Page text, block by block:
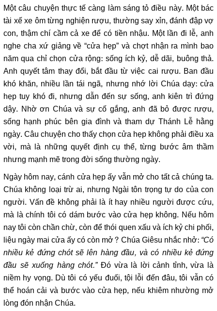
Một câu chuyện thực tế càng làm sáng tỏ điều này. Một bác
tài xế xe ôm từng nghiện rượu, thường say xỉn, đánh đập vợ
con, thậm chí cầm cả xe để có tiền nhậu. Một lần đi lễ, anh
nghe cha xứ giảng về “cửa hẹp” và chợt nhận ra mình bao
năm qua chỉ chọn cửa rộng: sống ích kỷ, dễ dãi, buông thả.
Anh quyết tâm thay đổi, bắt đầu từ việc cai rượu. Ban đầu
khó khăn, nhiều lần tái ngã, nhưng nhớ lời Chúa dạy: cửa
hẹp tuy khó đi, nhưng dẫn đến sự sống, anh kiên trì đứng
dậy. Nhờ ơn Chúa và sự cố gắng, anh đã bỏ được rượu,
sống hạnh phúc bên gia đình và tham dự Thánh Lễ hằng
ngày. Câu chuyện cho thấy chọn cửa hẹp không phải điều xa
vời, mà là những quyết định cụ thể, từng bước âm thầm
nhưng mạnh mẽ trong đời sống thường ngày.
Ngày hôm nay, cánh cửa hẹp ấy vẫn mở cho tất cả chúng ta.
Chúa không loại trừ ai, nhưng Ngài tôn trọng tự do của con
người. Vấn đề không phải là ít hay nhiều người được cứu,
mà là chính tôi có dám bước vào cửa hẹp không. Nếu hôm
nay tôi còn chần chừ, còn để thói quen xấu và ích kỷ chi phối,
liệu ngày mai cửa ấy có còn mở? Chúa Giêsu nhắc nhở:“Có
nhiều kẻ đứng chót sẽ lên hàng đầu, và có nhiều kẻ đứng
đầu sẽ xuống hàng chót.”Đó vừa là lời cảnh tỉnh, vừa là
niềm hy vọng. Dù tôi có yếu đuối, tội lỗi đến đâu, tôi vẫn có
thể hoán cải và bước vào cửa hẹp, nếu khiêm nhường mở
lòng đón nhận Chúa.